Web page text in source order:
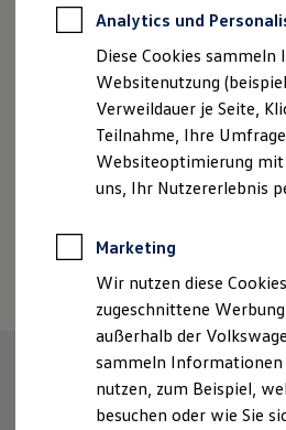
Autokredit mit
Versicherungen und
Kfz-Versicherung
Garantien
Wartungsverträge
Geschäftskunden
Professional Class
Großkunden
Behörden
Anpfiff zum Gewinn
Elektroautos
ID. Tutorials
Elektrofahrzeugkonzepte
Reichweite
Reichweite der ID.
Reichweite im
Analytics und
Diese Cookies
Websitenutzung
Verweildauer je Seite,
Teilnahme, Ihre
Websiteoptimierung
uns, Ihr Nutzererlebnis
Marketing
Wir nutzen diese
zugeschnittene
außerhalb der
sammeln Informationen
nutzen, zum Beispiel,
besuchen oder wie Sie